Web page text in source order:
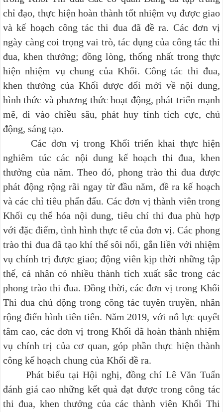
chỉ đạo, thực hiện hoàn thành tốt nhiệm vụ được giao
và kế hoạch công tác thi đua đã đề ra. Các đơn vị
ngày càng coi trọng vai trò, tác dụng của công tác thi
đua, khen thưởng; đồng lòng, thống nhất trong thực
hiện nhiệm vụ chung của Khối. Công tác thi đua,
khen thưởng của Khối được đổi mới về nội dung,
hình thức và phương thức hoạt động, phát triển mạnh
mẽ, đi vào chiều sâu, phát huy tính tích cực, chủ
động, sáng tạo.
Các đơn vị trong Khối triển khai thực hiện
nghiêm túc các nội dung kế hoạch thi đua, khen
thưởng của năm. Theo đó, phong trào thi đua được
phát động rộng rãi ngay từ đầu năm, đề ra kế hoạch
và các chỉ tiêu phấn đấu. Các đơn vị thành viên trong
Khối cụ thể hóa nội dung, tiêu chí thi đua phù hợp
với đặc điểm, tình hình thực tế của đơn vị. Các phong
trào thi đua đã tạo khí thế sôi nổi, gắn liền với nhiệm
vụ chính trị được giao; động viên kịp thời những tập
thể, cá nhân có nhiều thành tích xuất sắc trong các
phong trào thi đua. Đồng thời, các đơn vị trong Khối
Thi đua chủ động trong công tác tuyên truyền, nhân
rộng điển hình tiên tiến. Năm 2019, với nỗ lực quyết
tâm cao, các đơn vị trong Khối đã hoàn thành nhiệm
vụ chính trị của cơ quan, góp phần thực hiện thành
công kế hoạch chung của Khối đề ra.
Phát biểu tại Hội nghị, đồng chí Lê Văn Tuấn
đánh giá cao những kết quả đạt được trong công tác
thi đua, khen thưởng của các thành viên Khối Thi